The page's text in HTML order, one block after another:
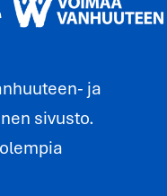
ja
sivusto.